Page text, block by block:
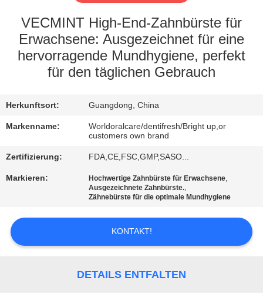
FABRIK-
AUSFLUG
QUALITÄTSKONTROLLE
TRETEN
SIE
IN
FORDERN
VECMINT High-End-Zahnbürste für
Erwachsene: Ausgezeichnet für eine
hervorragende Mundhygiene, perfekt
für den täglichen Gebrauch
Herkunftsort: Guangdong, China
Markenname:
Worldoralcare/dentifresh/Bright up,or
customers own brand
Zertifizierung: FDA,CE,FSC,GMP,SASO...
Markieren: Hochwertige Zahnbürste für Erwachsene,
Ausgezeichnete Zahnbürste.,
Zähnebürste für die optimale Mundhygiene
KONTAKT!
DETAILS ENTFALTEN